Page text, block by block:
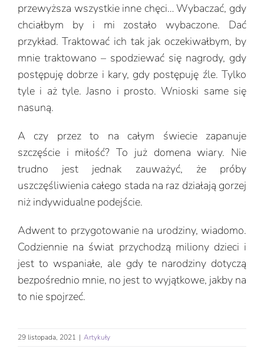
przewyższa wszystkie inne chęci… Wybaczać, gdy
chciałbym by i mi zostało wybaczone. Dać
przykład. Traktować ich tak jak oczekiwałbym, by
mnie traktowano – spodziewać się nagrody, gdy
postępuję dobrze i kary, gdy postępuję źle. Tylko
tyle i aż tyle. Jasno i prosto. Wnioski same się
nasuną.
A czy przez to na całym świecie zapanuje
szczęście i miłość? To już domena wiary. Nie
trudno jest jednak zauważyć, że próby
uszczęśliwienia całego stada na raz działają gorzej
niż indywidualne podejście.
Adwent to przygotowanie na urodziny, wiadomo.
Codziennie na świat przychodzą miliony dzieci i
jest to wspaniałe, ale gdy te narodziny dotyczą
bezpośrednio mnie, no jest to wyjątkowe, jakby na
to nie spojrzeć.
29 listopada, 2021 | Artykuły